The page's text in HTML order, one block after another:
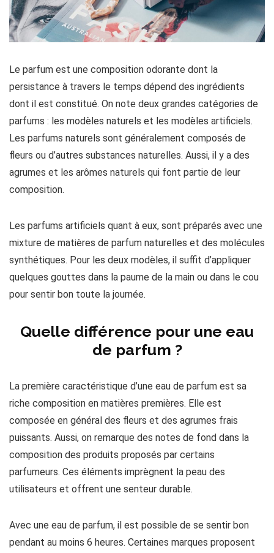
Le parfum est une composition odorante dont la
persistance à travers le temps dépend des ingrédients
dont il est constitué. On note deux grandes catégories de
parfums : les modèles naturels et les modèles artificiels.
Les parfums naturels sont généralement composés de
fleurs ou d’autres substances naturelles. Aussi, il y a des
agrumes et les arômes naturels qui font partie de leur
composition.
Les parfums artificiels quant à eux, sont préparés avec une
mixture de matières de parfum naturelles et des molécules
synthétiques. Pour les deux modèles, il suffit d’appliquer
quelques gouttes dans la paume de la main ou dans le cou
pour sentir bon toute la journée.
Quelle différence pour une eau
de parfum ?
La première caractéristique d’une eau de parfum est sa
riche composition en matières premières. Elle est
composée en général des fleurs et des agrumes frais
puissants. Aussi, on remarque des notes de fond dans la
composition des produits proposés par certains
parfumeurs. Ces éléments imprègnent la peau des
utilisateurs et offrent une senteur durable.
Avec une eau de parfum, il est possible de se sentir bon
pendant au moins 6 heures. Certaines marques proposent